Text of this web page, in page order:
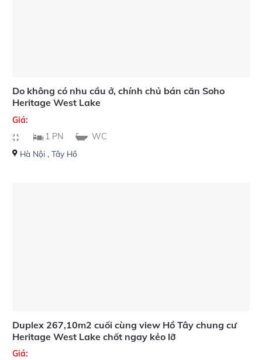
Do không có nhu cầu ở, chính chủ bán căn Soho
Heritage West Lake
Giá:
1 PN
WC
Hà Nội, Tây Hồ
Duplex 267,10m2 cuối cùng view Hồ Tây chung cư
Heritage West Lake chốt ngay kẻo lỡ
Giá: